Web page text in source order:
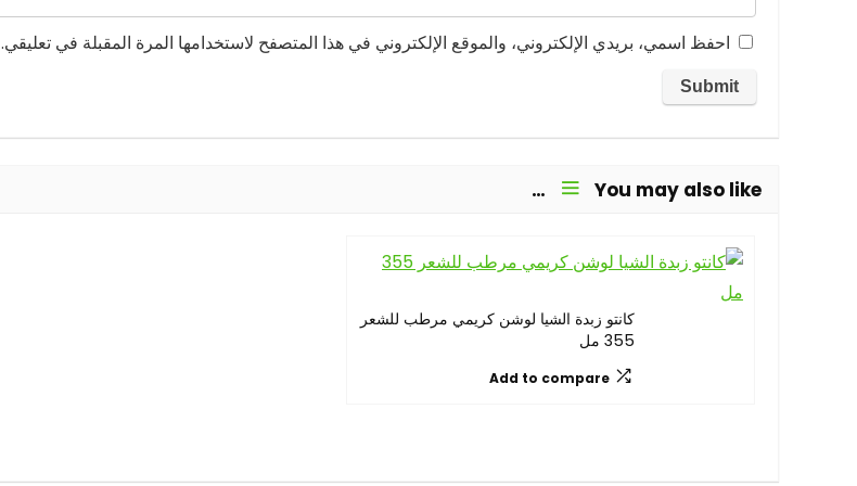
احفظ اسمي، بريدي الإلكتروني، والموقع الإلكتروني في هذا المتصفح لاستخدامها المرة المقبلة في تعليقي.
You may also like…
كانتو زبدة الشيا لوشن كريمي مرطب للشعر
355 مل
Add to compare